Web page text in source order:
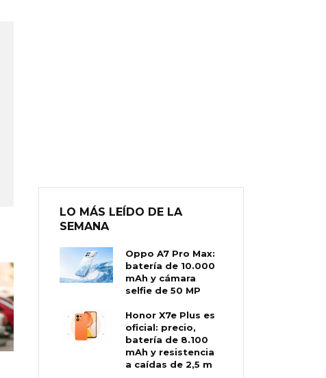
LO MÁS LEÍDO DE LA
SEMANA
Oppo A7 Pro Max:
batería de 10.000
mAh y cámara
selfie de 50 MP
Honor X7e Plus es
oficial: precio,
batería de 8.100
mAh y resistencia
a caídas de 2,5 m